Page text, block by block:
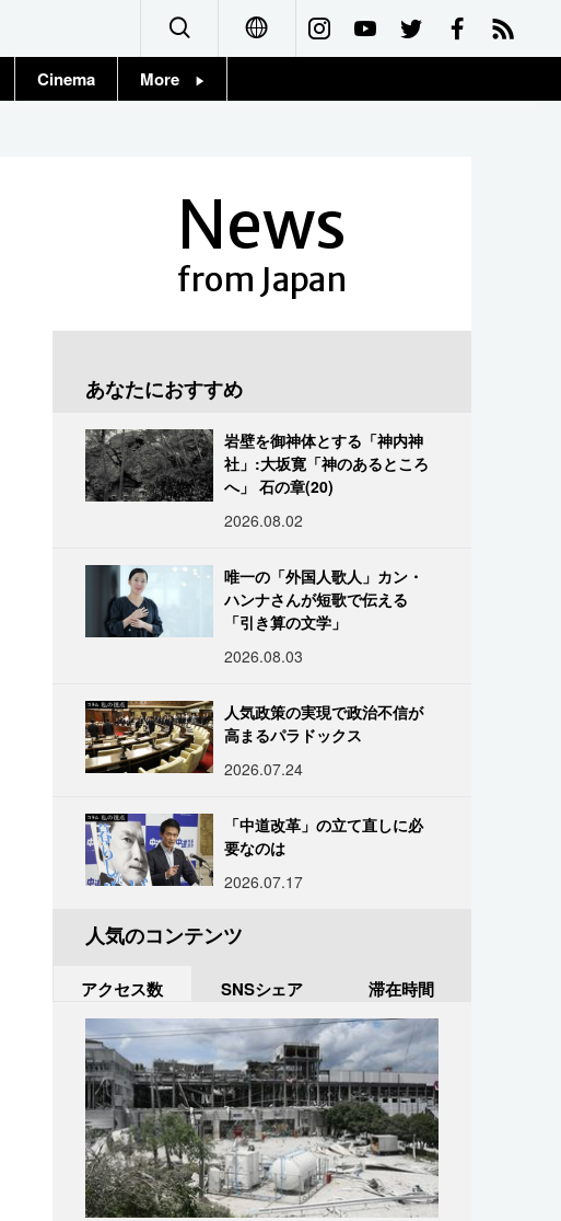
Français
Cinema More
News
from Japan
あなたにおすすめ
岩壁を御神体とする「神内神
社」:大坂寛「神のあるところ
へ」 石の章(20)
2026.08.02
唯一の「外国人歌人」カン・
ハンナさんが短歌で伝える
「引き算の文学」
2026.08.03
人気政策の実現で政治不信が
高まるパラドックス
2026.07.24
「中道改革」の立て直しに必
要なのは
2026.07.17
人気のコンテンツ
アクセス数 SNSシェア 滞在時間